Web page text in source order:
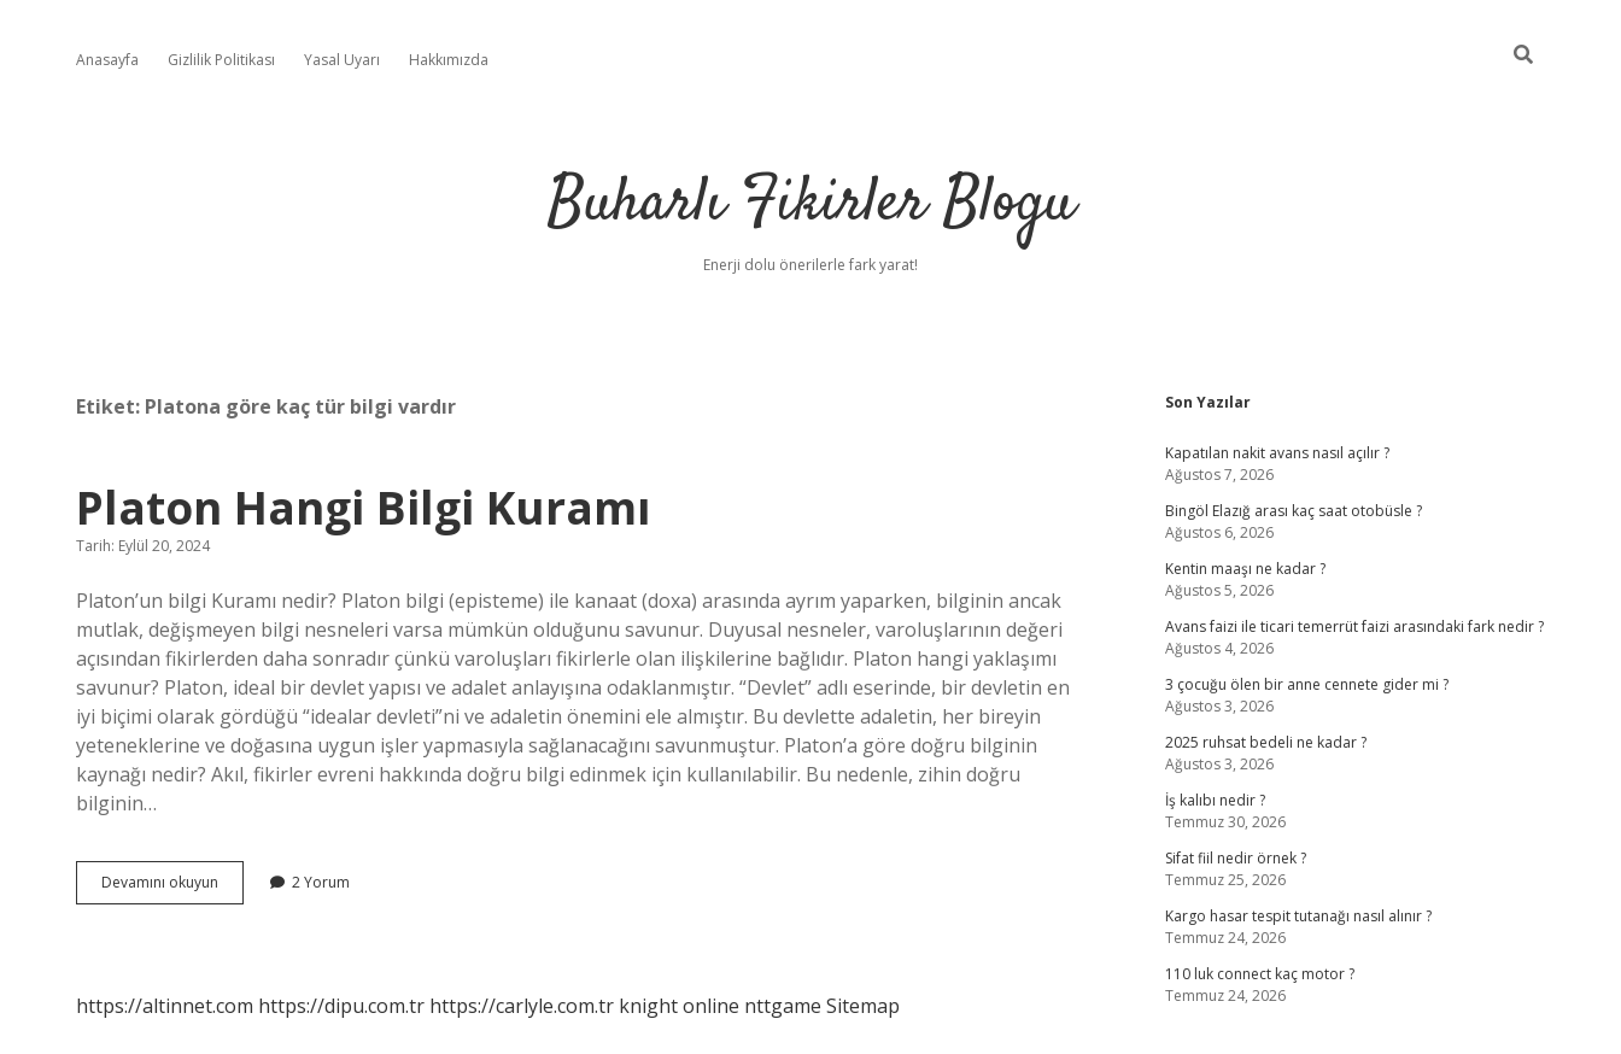
Anasayfa Gizlilik Politikası Yasal Uyarı Hakkımızda
Buharlı Fikirler Blogu
Enerji dolu önerilerle fark yarat!
Etiket: Platona göre kaç tür bilgi vardır
Platon Hangi Bilgi Kuramı
Tarih: Eylül 20, 2024
Platon’un bilgi Kuramı nedir? Platon bilgi (episteme) ile kanaat (doxa) arasında ayrım yaparken, bilginin ancak
mutlak, değişmeyen bilgi nesneleri varsa mümkün olduğunu savunur. Duyusal nesneler, varoluşlarının değeri
açısından fikirlerden daha sonradır çünkü varoluşları fikirlerle olan ilişkilerine bağlıdır. Platon hangi yaklaşımı
savunur? Platon, ideal bir devlet yapısı ve adalet anlayışına odaklanmıştır. “Devlet” adlı eserinde, bir devletin en
iyi biçimi olarak gördüğü “idealar devleti”ni ve adaletin önemini ele almıştır. Bu devlette adaletin, her bireyin
yeteneklerine ve doğasına uygun işler yapmasıyla sağlanacağını savunmuştur. Platon’a göre doğru bilginin
kaynağı nedir? Akıl, fikirler evreni hakkında doğru bilgi edinmek için kullanılabilir. Bu nedenle, zihin doğru
bilginin…
Devamını okuyun
Hangi
2 Yorum
https://altinnet.com https://dipu.com.tr https://carlyle.com.tr knight online nttgame Sitemap
Sidebar
Son Yazılar
Kapatılan nakit avans nasıl açılır ?
Ağustos 7, 2026
Bingöl Elazığ arası kaç saat otobüsle ?
Ağustos 6, 2026
Kentin maaşı ne kadar ?
Ağustos 5, 2026
Avans faizi ile ticari temerrüt faizi arasındaki fark nedir ?
Ağustos 4, 2026
3 çocuğu ölen bir anne cennete gider mi ?
Ağustos 3, 2026
2025 ruhsat bedeli ne kadar ?
Ağustos 3, 2026
İş kalıbı nedir ?
Temmuz 30, 2026
Sifat fiil nedir örnek ?
Temmuz 25, 2026
Kargo hasar tespit tutanağı nasıl alınır ?
Temmuz 24, 2026
110 luk connect kaç motor ?
Temmuz 24, 2026